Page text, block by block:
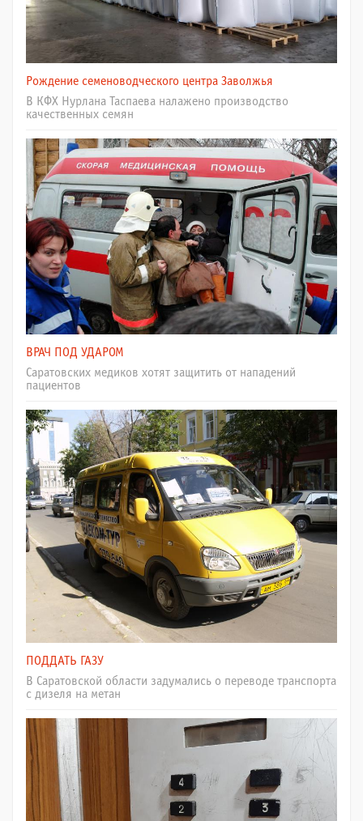
Рождение семеноводческого центра Заволжья
В КФХ Нурлана Таспаева налажено производство
качественных семян
ВРАЧ ПОД УДАРОМ
Саратовских медиков хотят защитить от нападений
пациентов
ПОДДАТЬ ГАЗУ
В Саратовской области задумались о переводе транспорта
с дизеля на метан